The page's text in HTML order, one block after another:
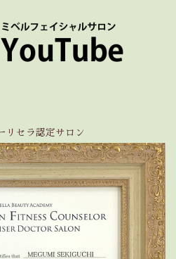
リセラ認定サロン